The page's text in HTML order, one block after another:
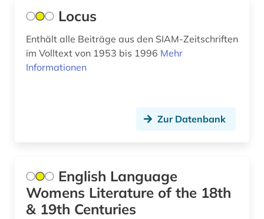
bibliographie 1923-1999 (1)
bibliographie 1964-1999 (1)
bibliograpie (1)
bibliometrie (2)
Locus
Enthält alle Beiträge aus den SIAM-Zeitschriften
im Volltext von 1953 bis 1996 Mehr
Informationen
Zur Datenbank
English Language
Womens Literature of the 18th
& 19th Centuries